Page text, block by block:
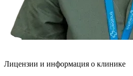
Лицензии и информация о клинике